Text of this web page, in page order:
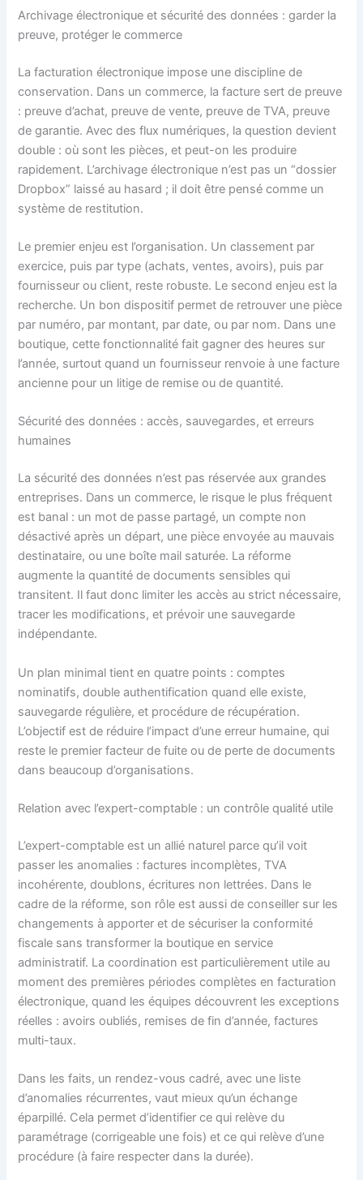
Archivage électronique et sécurité des données : garder la
preuve, protéger le commerce
La facturation électronique impose une discipline de
conservation. Dans un commerce, la facture sert de preuve
: preuve d’achat, preuve de vente, preuve de TVA, preuve
de garantie. Avec des flux numériques, la question devient
double : où sont les pièces, et peut-on les produire
rapidement. L’archivage électronique n’est pas un “dossier
Dropbox” laissé au hasard ; il doit être pensé comme un
système de restitution.
Le premier enjeu est l’organisation. Un classement par
exercice, puis par type (achats, ventes, avoirs), puis par
fournisseur ou client, reste robuste. Le second enjeu est la
recherche. Un bon dispositif permet de retrouver une pièce
par numéro, par montant, par date, ou par nom. Dans une
boutique, cette fonctionnalité fait gagner des heures sur
l’année, surtout quand un fournisseur renvoie à une facture
ancienne pour un litige de remise ou de quantité.
Sécurité des données : accès, sauvegardes, et erreurs
humaines
La sécurité des données n’est pas réservée aux grandes
entreprises. Dans un commerce, le risque le plus fréquent
est banal : un mot de passe partagé, un compte non
désactivé après un départ, une pièce envoyée au mauvais
destinataire, ou une boîte mail saturée. La réforme
augmente la quantité de documents sensibles qui
transitent. Il faut donc limiter les accès au strict nécessaire,
tracer les modifications, et prévoir une sauvegarde
indépendante.
Un plan minimal tient en quatre points : comptes
nominatifs, double authentification quand elle existe,
sauvegarde régulière, et procédure de récupération.
L’objectif est de réduire l’impact d’une erreur humaine, qui
reste le premier facteur de fuite ou de perte de documents
dans beaucoup d’organisations.
Relation avec l’expert-comptable : un contrôle qualité utile
L’expert-comptable est un allié naturel parce qu’il voit
passer les anomalies : factures incomplètes, TVA
incohérente, doublons, écritures non lettrées. Dans le
cadre de la réforme, son rôle est aussi de conseiller sur les
changements à apporter et de sécuriser la conformité
fiscale sans transformer la boutique en service
administratif. La coordination est particulièrement utile au
moment des premières périodes complètes en facturation
électronique, quand les équipes découvrent les exceptions
réelles : avoirs oubliés, remises de fin d’année, factures
multi-taux.
Dans les faits, un rendez-vous cadré, avec une liste
d’anomalies récurrentes, vaut mieux qu’un échange
éparpillé. Cela permet d’identifier ce qui relève du
paramétrage (corrigeable une fois) et ce qui relève d’une
procédure (à faire respecter dans la durée).